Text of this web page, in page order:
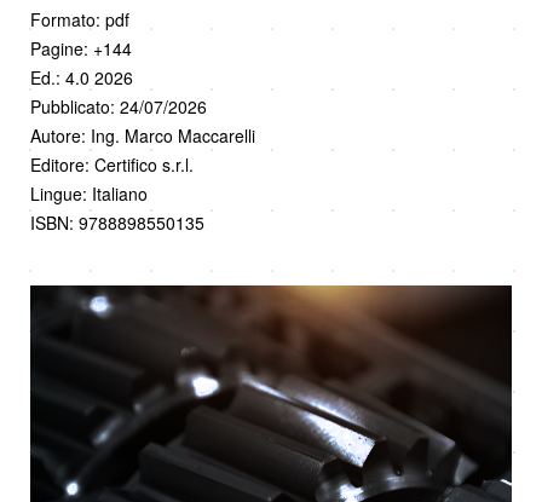
Formato: pdf
Pagine: +144
Ed.: 4.0 2026
Pubblicato: 24/07/2026
Autore: Ing. Marco Maccarelli
Editore: Certifico s.r.l.
Lingue: Italiano
ISBN: 9788898550135